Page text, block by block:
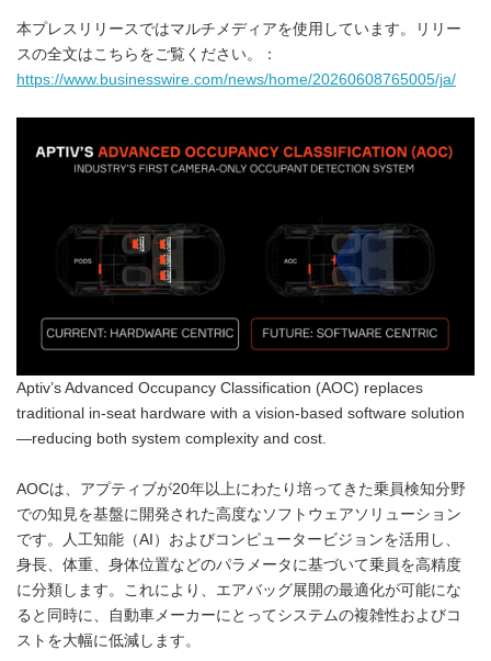
本プレスリリースではマルチメディアを使用しています。リリー
スの全文はこちらをご覧ください。：
https://www.businesswire.com/news/home/20260608765005/ja/
Aptiv’s Advanced Occupancy Classification (AOC) replaces
traditional in-seat hardware with a vision-based software solution
—reducing both system complexity and cost.
AOCは、アプティブが20年以上にわたり培ってきた乗員検知分野
での知見を基盤に開発された高度なソフトウェアソリューション
です。人工知能（AI）およびコンピュータービジョンを活用し、
身長、体重、身体位置などのパラメータに基づいて乗員を高精度
に分類します。これにより、エアバッグ展開の最適化が可能にな
ると同時に、自動車メーカーにとってシステムの複雑性およびコ
ストを大幅に低減します。